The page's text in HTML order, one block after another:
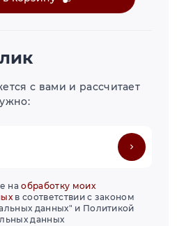
с вами и рассчитает
наобработку моих
в соответствии с законом
данных" и Политикой
данных